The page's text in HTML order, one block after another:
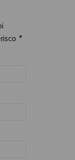
di
gli
e di
il
delle
*